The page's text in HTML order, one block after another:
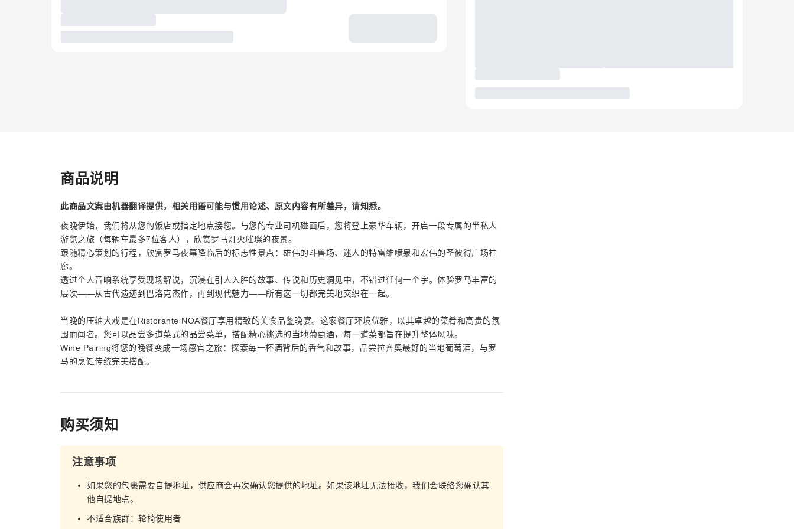
商品说明
此商品文案由机器翻译提供，相关用语可能与惯用论述、原文内容有所差异，请知悉。
夜晚伊始，我们将从您的饭店或指定地点接您。与您的专业司机碰面后，您将登上豪华车辆，开启一段专属的半私人
游览之旅（每辆车最多7位客人），欣赏罗马灯火璀璨的夜景。
跟随精心策划的行程，欣赏罗马夜幕降临后的标志性景点：雄伟的斗兽场、迷人的特雷维喷泉和宏伟的圣彼得广场柱
廊。
透过个人音响系统享受现场解说，沉浸在引人入胜的故事、传说和历史洞见中，不错过任何一个字。体验罗马丰富的
层次——从古代遗迹到巴洛克杰作，再到现代魅力——所有这一切都完美地交织在一起。
当晚的压轴大戏是在Ristorante NOA餐厅享用精致的美食品鉴晚宴。这家餐厅环境优雅，以其卓越的菜肴和高贵的氛
围而闻名。您可以品尝多道菜式的品尝菜单，搭配精心挑选的当地葡萄酒，每一道菜都旨在提升整体风味。
Wine Pairing将您的晚餐变成一场感官之旅：探索每一杯酒背后的香气和故事，品尝拉齐奥最好的当地葡萄酒，与罗
马的烹饪传统完美搭配。
购买须知
注意事项
如果您的包裹需要自提地址，供应商会再次确认您提供的地址。如果该地址无法接收，我们会联络您确认其
他自提地点。
不适合族群：轮椅使用者